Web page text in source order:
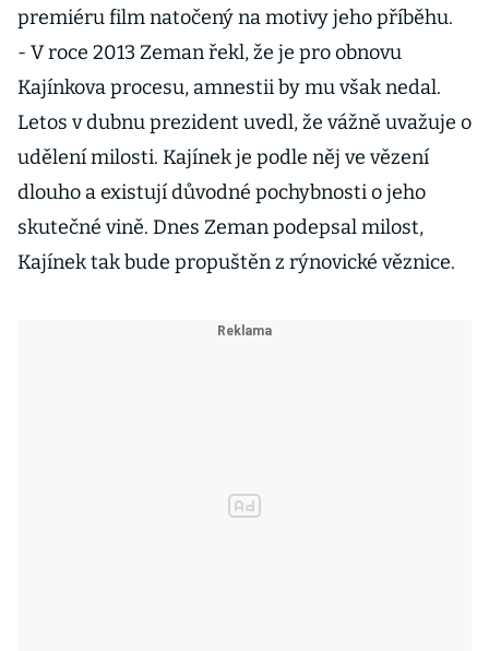
premiéru film natočený na motivy jeho příběhu.
- V roce 2013 Zeman řekl, že je pro obnovu
Kajínkova procesu, amnestii by mu však nedal.
Letos v dubnu prezident uvedl, že vážně uvažuje o
udělení milosti. Kajínek je podle něj ve vězení
dlouho a existují důvodné pochybnosti o jeho
skutečné vině. Dnes Zeman podepsal milost,
Kajínek tak bude propuštěn z rýnovické věznice.